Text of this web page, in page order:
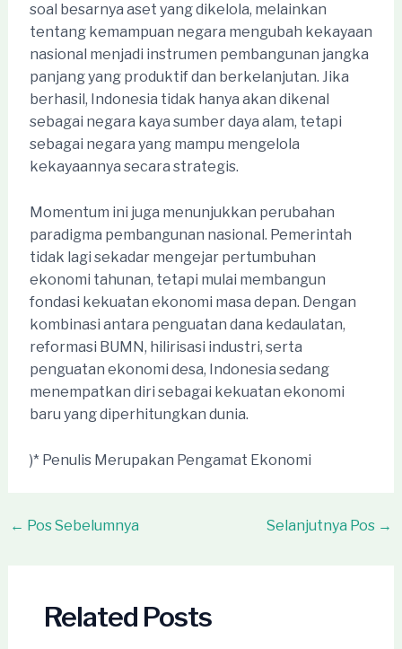
soal besarnya aset yang dikelola, melainkan
tentang kemampuan negara mengubah kekayaan
nasional menjadi instrumen pembangunan jangka
panjang yang produktif dan berkelanjutan. Jika
berhasil, Indonesia tidak hanya akan dikenal
sebagai negara kaya sumber daya alam, tetapi
sebagai negara yang mampu mengelola
kekayaannya secara strategis.
Momentum ini juga menunjukkan perubahan
paradigma pembangunan nasional. Pemerintah
tidak lagi sekadar mengejar pertumbuhan
ekonomi tahunan, tetapi mulai membangun
fondasi kekuatan ekonomi masa depan. Dengan
kombinasi antara penguatan dana kedaulatan,
reformasi BUMN, hilirisasi industri, serta
penguatan ekonomi desa, Indonesia sedang
menempatkan diri sebagai kekuatan ekonomi
baru yang diperhitungkan dunia.
)* Penulis Merupakan Pengamat Ekonomi
Post
← Pos Sebelumnya Selanjutnya Pos →
Related Posts